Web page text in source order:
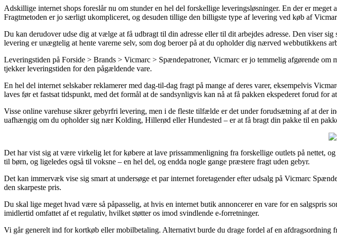
Adskillige internet shops foreslår nu om stunder en hel del forskellige leveringsløsninger. En der er
Fragtmetoden er jo særligt ukompliceret, og desuden tillige den billigste type af levering ved køb af
Du kan derudover udse dig at vælge at få udbragt til din adresse eller til dit arbejdes adresse. Den viser
levering er unægtelig at hente varerne selv, som dog beroer på at du opholder dig nærved webbutikkens
Leveringstiden på Forside > Brands > Vicmarc > Spændepatroner, Vicmarc er jo temmelig afgørende
tjekker leveringstiden for den pågældende vare.
En hel del internet selskaber reklamerer med dag-til-dag fragt på mange af deres varer, eksempelvis
laves før et fastsat tidspunkt, med det formål at de sandsynligvis kan nå at få pakken ekspederet forud for
Visse online varehuse sikrer gebyrfri levering, men i de fleste tilfælde er det under forudsætning af at
uafhængig om du opholder sig nær Kolding, Hillerød eller Hundested – er at få bragt din pakke til en
Det har vist sig at være virkelig let for købere at lave prissammenligning fra forskellige outlets på nettet,
til børn, og ligeledes også til voksne – en hel del, og endda nogle gange præstere fragt uden gebyr.
Det kan immervæk vise sig smart at undersøge et par internet foretagender efter udsalg på Vicmarc
den skarpeste pris.
Du skal lige meget hvad være så påpasselig, at hvis en internet butik annoncerer en vare for en
imidlertid omfattet af et regulativ, hvilket støtter os imod svindlende e-forretninger.
Vi går generelt ind for kortkøb eller mobilbetaling. Alternativt burde du drage fordel af en